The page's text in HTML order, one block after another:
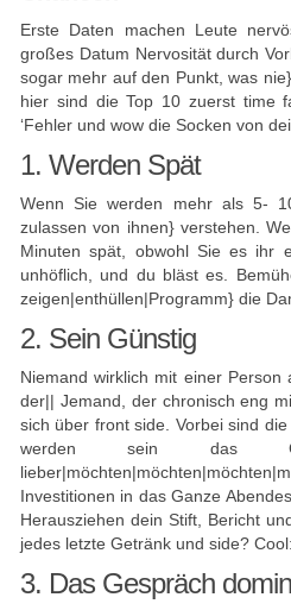
Erste Daten machen Leute
großes Datum Nervosität durch
sogar mehr auf den Punkt, was
hier sind die Top 10 zuerst time
‘Fehler und wow die Socken von
1. Werden Spät
Wenn Sie werden mehr als 5-
zulassen von ihnen} verstehen.
Minuten spät, obwohl Sie es ihr
unhöflich, und du bläst es.
zeigen|enthüllen|Programm} die
2. Sein Günstig
Niemand wirklich mit einer
der|| Jemand, der chronisch eng
sich über front side. Vorbei sind
werden sein das
Investitionen in das Ganze
Herausziehen dein Stift, Bericht
jedes letzte Getränk und side?
3. Das Gespräch